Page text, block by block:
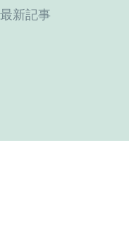
最新記事